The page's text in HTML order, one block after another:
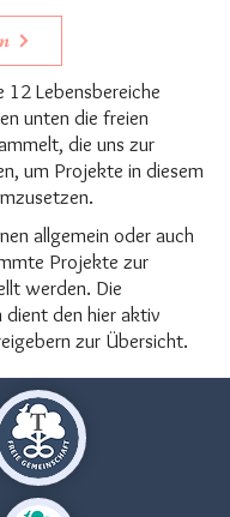
12 Lebensbereiche
unten die freien
die uns zur
um Projekte in diesem
allgemein oder auch
Projekte zur
werden. Die
den hier aktiv
zur Übersicht.